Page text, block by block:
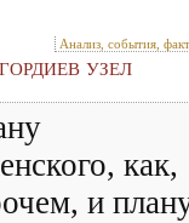
Анализ, события,
УЗЕЛ
как,
и